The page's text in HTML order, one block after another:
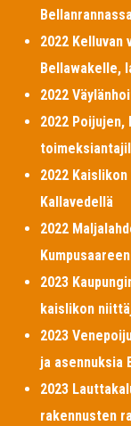
2022 Kelluvan
Bellawakelle,
2022
2022
2022
Kallavedellä
2022
Kumpusaareen
2023
kaislikon
2023
ja asennuksia
2023
rakennusten